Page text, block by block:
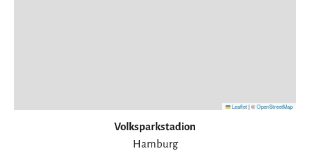
Leaflet|©OpenStreetMap
Volksparkstadion
Hamburg